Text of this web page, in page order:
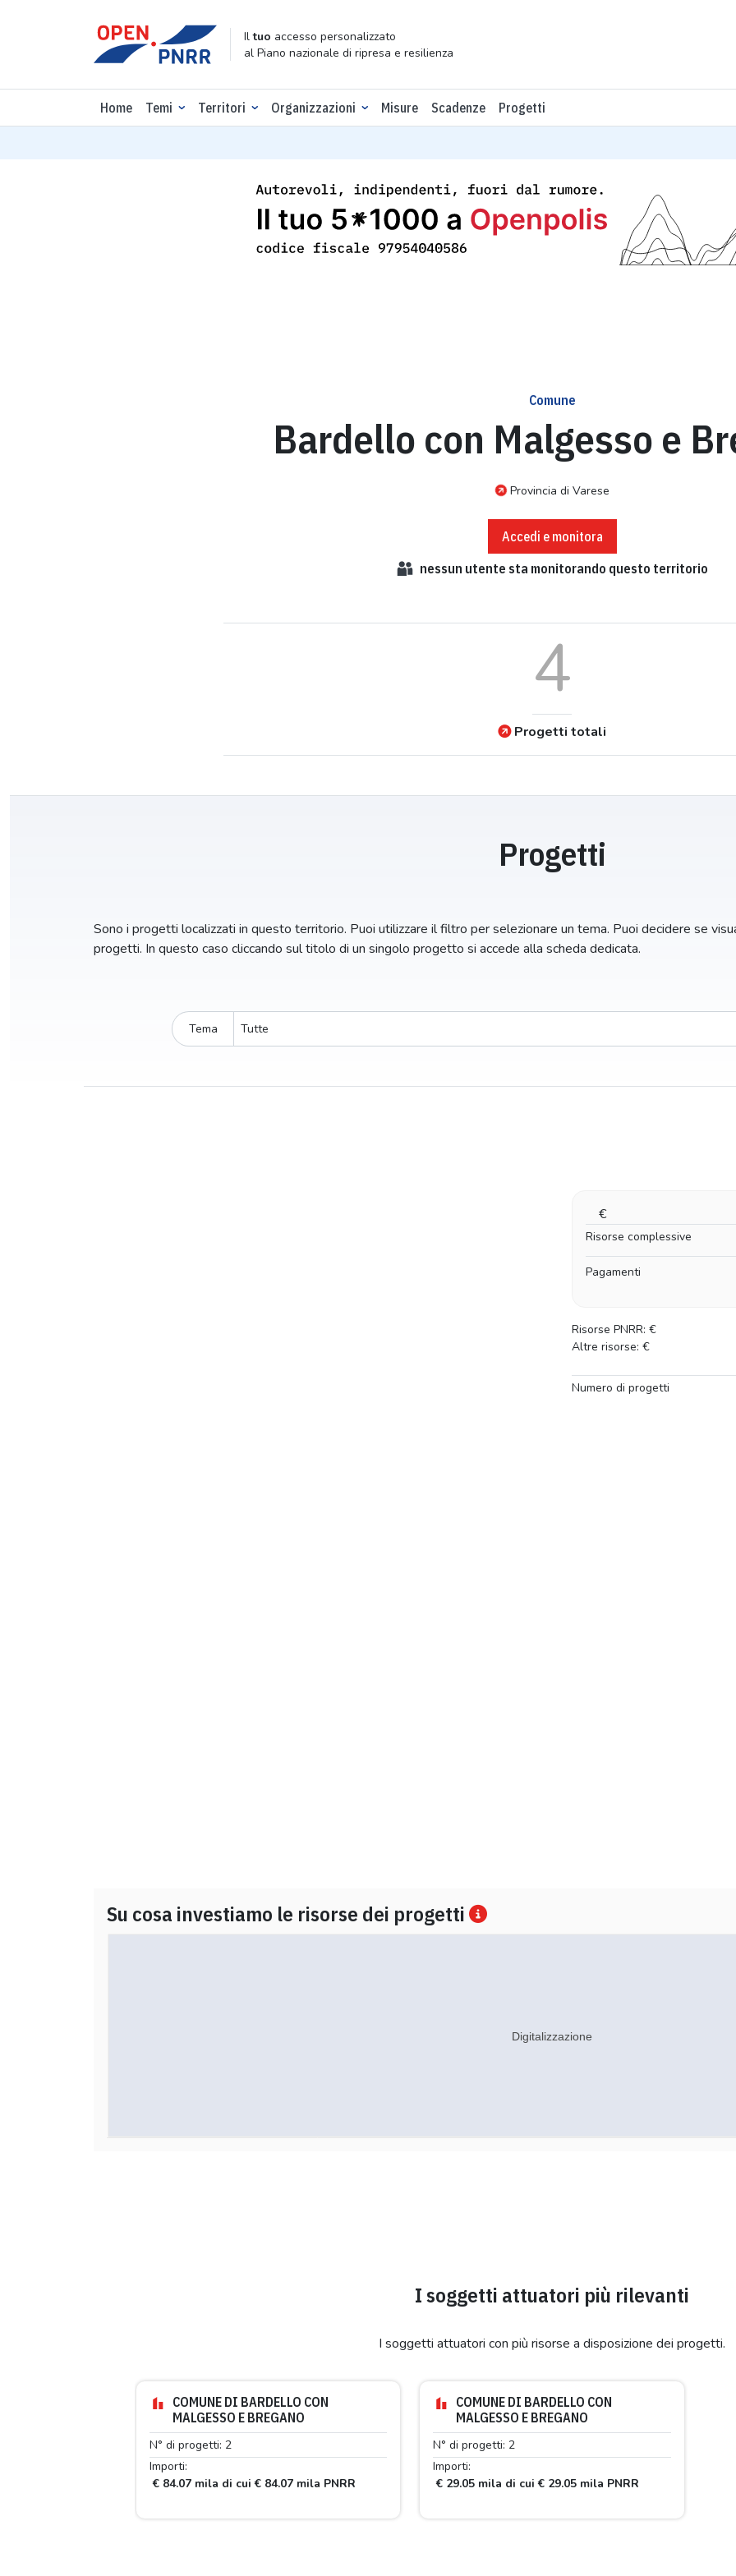
Iltuo accesso personalizzato
al Piano nazionale di ripresa e resilienza
Home Temi Territori Organizzazioni Misure Scadenze Progetti
Comune
Bardello con Malgesso e
Provincia di Varese
Accedi e monitora
nessun utente sta monitorando questo territorio
4
Progetti totali
Progetti
Sono i progetti localizzati in questo territorio. Puoi utilizzare il filtro per selezionare un tema. Puoi decidere se
progetti. In questo caso cliccando sul titolo di un singolo progetto si accede alla scheda dedicata.
Tema
€
Risorse complessive
Pagamenti
Risorse PNRR: €
Altre risorse: €
Numero di progetti
Su cosa investiamo le risorse dei progetti
Digitalizzazione
I soggetti attuatori più rilevanti
I soggetti attuatori con più risorse a disposizione dei progetti.
COMUNE DI BARDELLO CON
MALGESSO E BREGANO
N° di progetti: 2
Importi:
€ 84.07 mila di cui € 84.07 mila PNRR
COMUNE DI BARDELLO CON
MALGESSO E BREGANO
N° di progetti: 2
Importi:
€ 29.05 mila di cui € 29.05 mila PNRR